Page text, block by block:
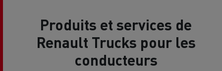
Produits et services de
Renault Trucks pour les
conducteurs